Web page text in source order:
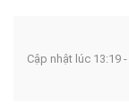
Cập nhật lúc 13:19